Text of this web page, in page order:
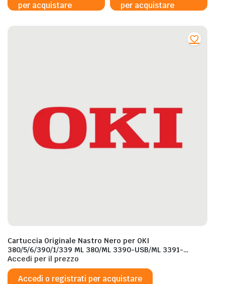
per acquistare
per acquistare
Cartuccia Originale Nastro Nero per OKI
380/5/6/390/1/339 ML 380/ML 3390-USB/ML 3391-
USB/ML 3390eco/ML 3391eco
Accedi per il prezzo
Accedi o registrati per acquistare